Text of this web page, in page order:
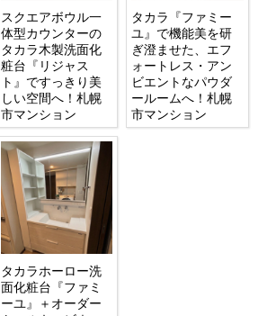
スクエアボウル一
体型カウンターの
タカラ木製洗面化
粧台『リジャス
ト』ですっきり美
しい空間へ！札幌
市マンション
タカラ『ファミー
ユ』で機能美を研
ぎ澄ませた、エフ
ォートレス・アン
ビエントなパウダ
ールームへ！札幌
市マンション
タカラホーロー洗
面化粧台『ファミ
ーユ』＋オーダー